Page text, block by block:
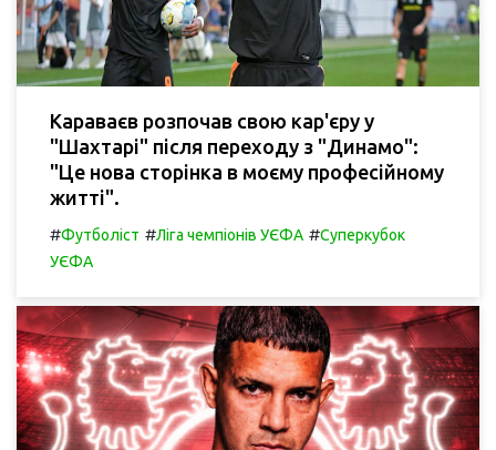
Караваєв розпочав свою кар'єру у
"Шахтарі" після переходу з "Динамо":
"Це нова сторінка в моєму професійному
житті".
#Футболіст #Ліга чемпіонів УЄФА #Суперкубок
УЄФА